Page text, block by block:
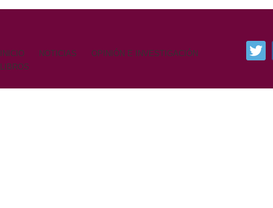
INICIO NOTICIAS
OPINIÓN E INVESTIGACIÓN
LIBROS